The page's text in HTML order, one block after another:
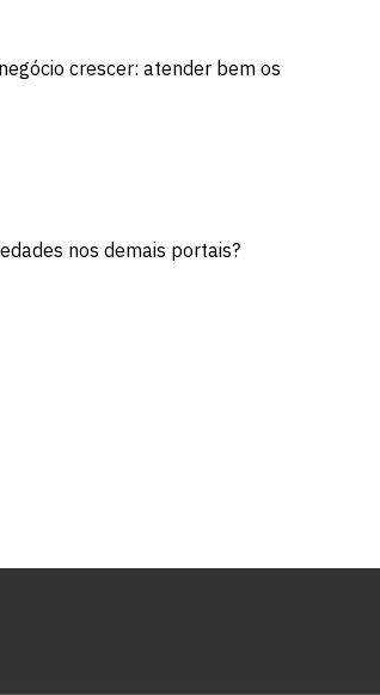
crescer: atender bem os
nos demais portais?